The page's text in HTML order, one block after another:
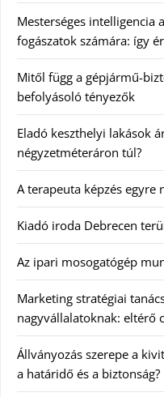
Mesterséges intelligencia
fogászatok számára: így
Mitől függ a gépjármű-
befolyásoló tényezők
Eladó keszthelyi lakások
négyzetméteráron túl?
A terapeuta képzés egyre
Kiadó iroda Debrecen
Az ipari mosogatógép
Marketing stratégiai
nagyvállalatoknak: eltérő
Állványozás szerepe a
a határidő és a biztonság?